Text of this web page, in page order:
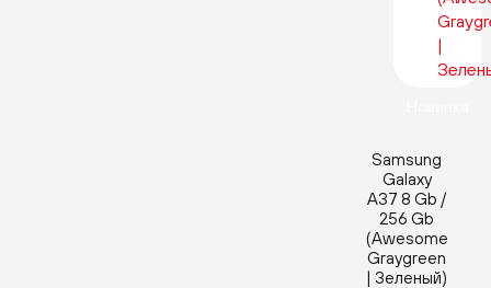
Samsung
Galaxy
A37 8 Gb /
256 Gb
(Awesome
Graygreen
| Зеленый)